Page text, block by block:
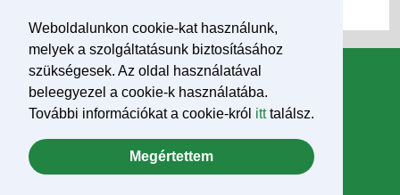
Weboldalunkon cookie-kat használunk,
melyek a szolgáltatásunk biztosításához
szükségesek. Az oldal használatával
beleegyezel a cookie-k használatába.
További információkat a cookie-król itttalálsz.
Megértettem
Information
News
Downloads